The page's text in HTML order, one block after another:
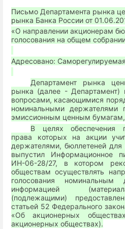
Письмо Департамента рынка
рынка Банка России от
«О направлении акционерам
голосования на общем
Адресовано:
Департамент рынка
рынка (далее -
вопросами, касающимися
номинальными держателями
эмиссионным ценным
В целях обеспечения
права которых на акции
держателями, бюллетеней для
выпустил Информационное
ИН-06-28/27, в котором
обществам осуществлять
голосования
информацией
(подлежащими)
статьей 52 Федерального
«Об акционерных
акционерных обществах).